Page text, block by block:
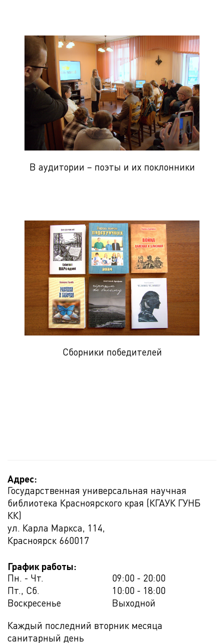
В аудитории – поэты и их поклонники
Сборники победителей
Адрес:
Государственная универсальная научная
библиотека Красноярского края (КГАУК ГУНБ
КК)
ул. Карла Маркса, 114,
Красноярск 660017
График работы:
Пн. - Чт.
09:00 - 20:00
Пт., Сб.
10:00 - 18:00
Воскресенье
Выходной
Каждый последний вторник месяца
санитарный день